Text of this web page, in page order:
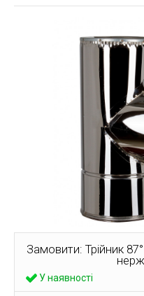
Замовити: Трійник
У наявності